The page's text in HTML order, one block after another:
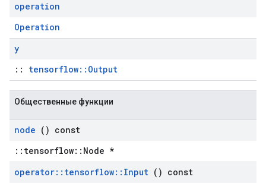
operation
Operation
y
:: tensorflow::Output
Общественные функции
node () const
::tensorflow::Node *
operator:: tensorflow:: Input () const